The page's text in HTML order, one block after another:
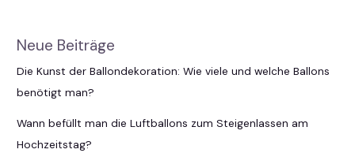
Neue Beiträge
Die Kunst der Ballondekoration: Wie viele und welche Ballons
benötigt man?
Wann befüllt man die Luftballons zum Steigenlassen am
Hochzeitstag?